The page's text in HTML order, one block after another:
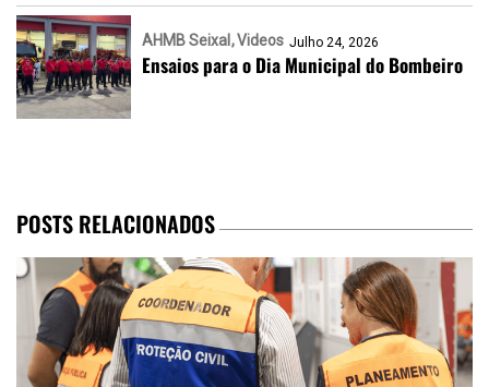
AHMB Seixal Videos Julho 24, 2026
Ensaios para o Dia Municipal do Bombeiro
POSTS RELACIONADOS